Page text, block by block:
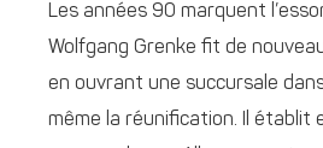
Les années 90 marquent
Wolfgang Grenke fit de
en ouvrant une succursale
même la réunification. Il établit